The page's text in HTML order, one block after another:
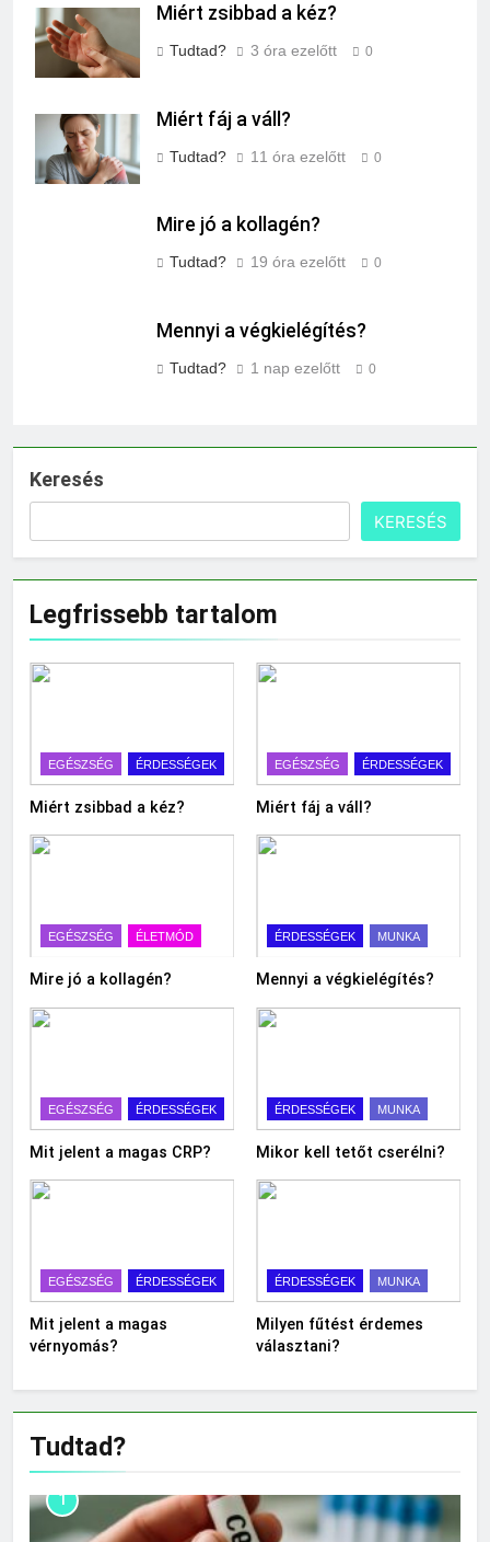
Miért zsibbad a kéz?
Tudtad? 3 óra ezelőtt 0
Miért fáj a váll?
Tudtad? 11 óra ezelőtt 0
Mire jó a kollagén?
Tudtad? 19 óra ezelőtt 0
Mennyi a végkielégítés?
Tudtad? 1 nap ezelőtt 0
Keresés
KERESÉS
Legfrissebb tartalom
EGÉSZSÉG ÉRDESSÉGEK
Miért zsibbad a kéz?
EGÉSZSÉG ÉRDESSÉGEK
Miért fáj a váll?
EGÉSZSÉG ÉLETMÓD
Mire jó a kollagén?
ÉRDESSÉGEK MUNKA
Mennyi a végkielégítés?
EGÉSZSÉG ÉRDESSÉGEK
Mit jelent a magas CRP?
ÉRDESSÉGEK MUNKA
Mikor kell tetőt cserélni?
EGÉSZSÉG ÉRDESSÉGEK
Mit jelent a magas
vérnyomás?
ÉRDESSÉGEK MUNKA
Milyen fűtést érdemes
választani?
Tudtad?
1